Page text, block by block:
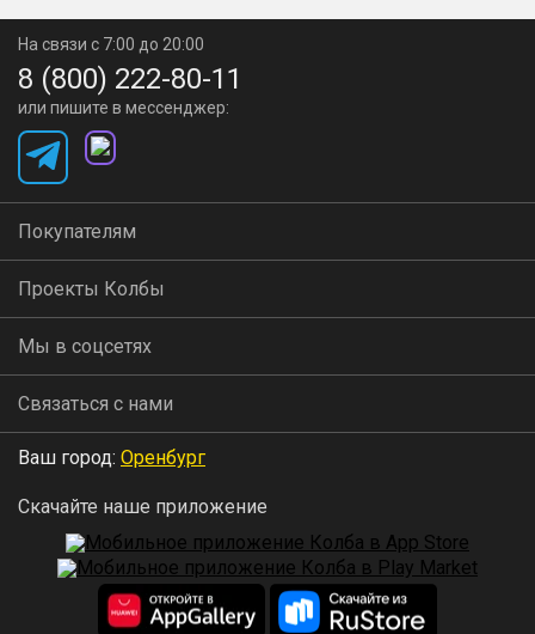
На связи с 7:00 до 20:00
8 (800) 222-80-11
или пишите в мессенджер:
Покупателям
Проекты Колбы
Мы в соцсетях
Связаться с нами
Ваш город: Оренбург
Скачайте наше приложение